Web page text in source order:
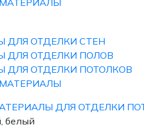
ДЛЯ ОТДЕЛКИ СТЕН
ДЛЯ ОТДЕЛКИ ПОЛОВ
ДЛЯ ОТДЕЛКИ ПОТОЛКОВ
ДЛЯ ОТДЕЛКИ
белый